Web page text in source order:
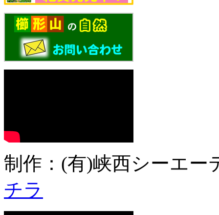
制作：(有)峡西シーエ
チラ